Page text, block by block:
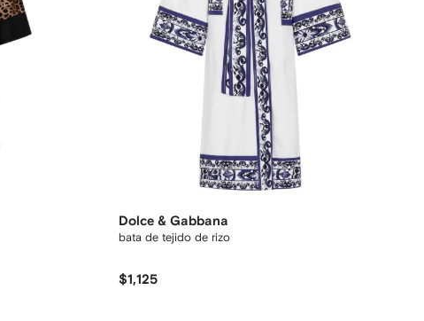
Dolce & Gabbana
bata de tejido de rizo
$1,125